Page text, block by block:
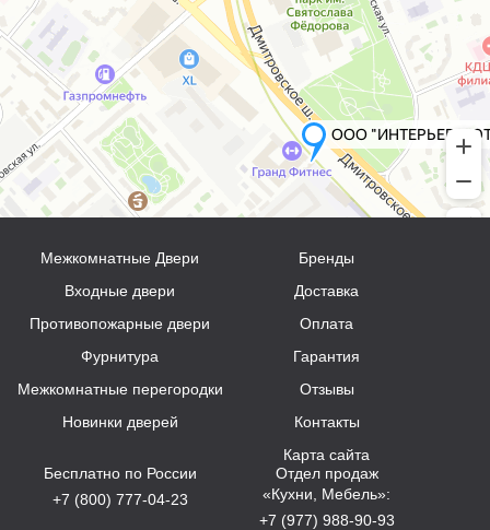
Межкомнатные Двери
Входные двери
Противопожарные двери
Фурнитура
Межкомнатные перегородки
Новинки дверей
Бренды
Доставка
Оплата
Гарантия
Отзывы
Контакты
Карта сайта
Бесплатно по России
+7 (800) 777-04-23
Отдел продаж
«Кухни, Мебель»:
+7 (977) 988-90-93